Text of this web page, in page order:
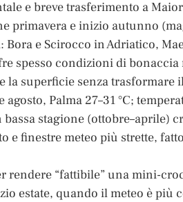
e breve trasferimento a
primavera e inizio autunno
e Scirocco in Adriatico,
spesso condizioni di
superficie senza trasformare
agosto, Palma 27–31 °C;
stagione (ottobre–aprile)
e finestre meteo più strette,
rendere “fattibile” una mini-
estate, quando il meteo è più